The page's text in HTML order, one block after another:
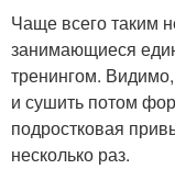
Чаще всего таким
занимающиеся
тренингом.
и сушить потом
подростковая
несколько раз.